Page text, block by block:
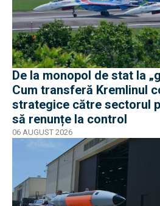
De la monopol de stat la
Cum transferă Kremlinul
strategice către sectorul
să renunțe la control
06 AUGUST 2026